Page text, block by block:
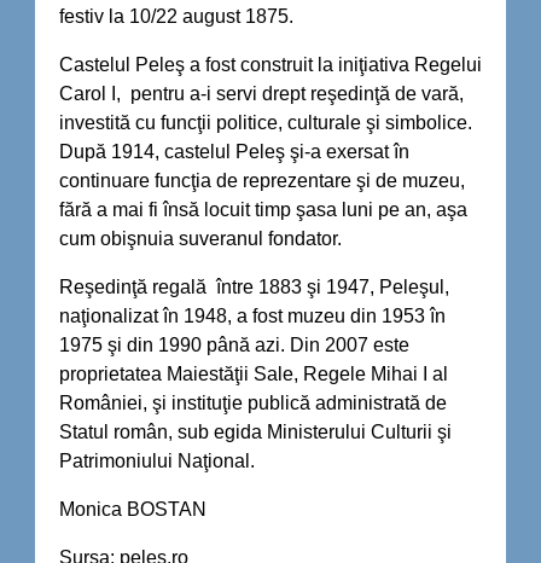
festiv la 10/22 august 1875.
Castelul Peleş a fost construit la iniţiativa Regelui
Carol I, pentru a-i servi drept reşedinţă de vară,
investită cu funcţii politice, culturale şi simbolice.
După 1914, castelul Peleş şi-a exersat în
continuare funcţia de reprezentare şi de muzeu,
fără a mai fi însă locuit timp şasa luni pe an, aşa
cum obişnuia suveranul fondator.
Reşedinţă regală între 1883 şi 1947, Peleşul,
naţionalizat în 1948, a fost muzeu din 1953 în
1975 şi din 1990 până azi. Din 2007 este
proprietatea Maiestăţii Sale, Regele Mihai I al
României, şi instituţie publică administrată de
Statul român, sub egida Ministerului Culturii şi
Patrimoniului Naţional.
Monica BOSTAN
Sursa: peles.ro